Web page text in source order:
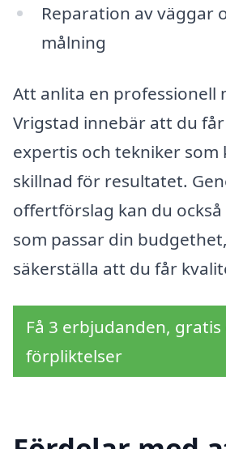
Reparation av väggar
målning
Att anlita en professionell
Vrigstad innebär att du
expertis och tekniker
skillnad för resultatet.
offertförslag kan du
som passar din
säkerställa att du får
Få 3 erbjudanden,
förpliktelser